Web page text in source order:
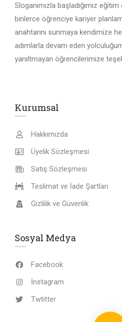
Sloganımızla başladığımız
binlerce öğrenciye kariyer
anahtarını sunmaya kendimize
adımlarla devam eden
yanıltmayan öğrencilerimize
Kurumsal
Hakkımızda
Üyelik Sözleşmesi
Satış Sözleşmesi
Teslimat ve İade Şartları
Gizlilik ve Güvenlik
Sosyal Medya
Facebook
İnstagram
Twtitter